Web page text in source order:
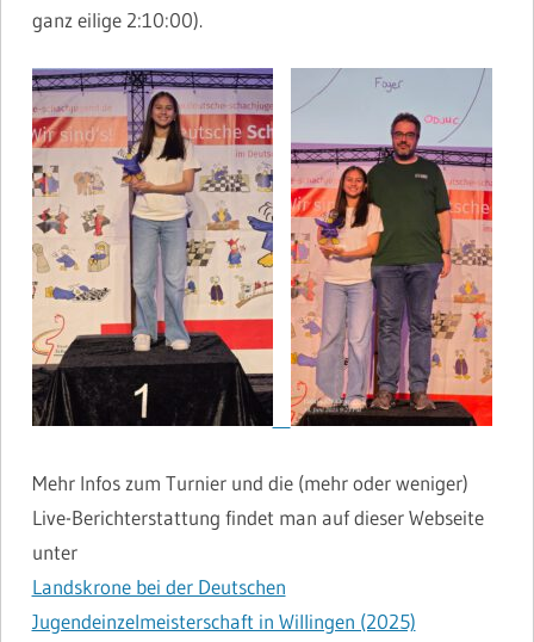
ganz eilige 2:10:00).
Mehr Infos zum Turnier und die (mehr oder weniger)
Live-Berichterstattung findet man auf dieser Webseite
unter
Landskrone bei der Deutschen
Jugendeinzelmeisterschaft in Willingen (2025)